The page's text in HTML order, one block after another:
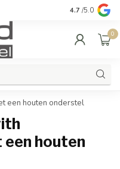
Quality &
4.7 /5.0
0
een houten onderstel
houten